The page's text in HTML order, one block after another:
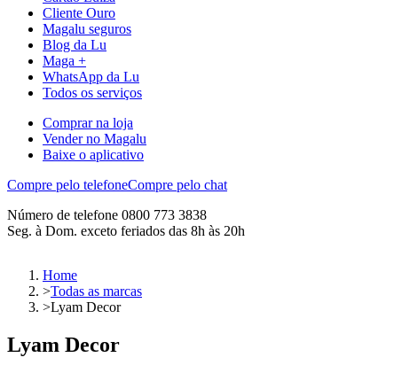
Cliente Ouro
Magalu seguros
Blog da Lu
Maga +
WhatsApp da Lu
Todos os serviços
Comprar na loja
Vender no Magalu
Baixe o aplicativo
Compre pelo telefoneCompre pelo chat
Número de telefone 0800 773 3838
Seg. à Dom. exceto feriados das 8h às 20h
Home
>Todas as marcas
>Lyam Decor
Lyam Decor